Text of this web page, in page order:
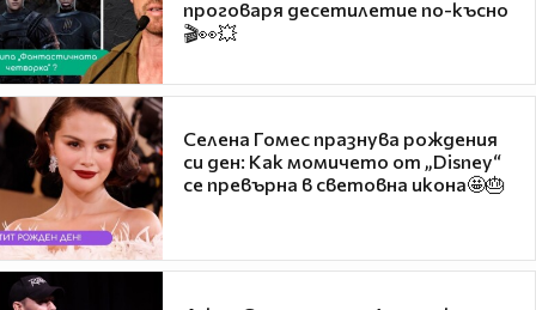
проговаря десетилетие по-късно
🎬👀💥
Селена Гомес празнува рождения
си ден: Как момичето от „Disney“
се превърна в световна икона🤩🎂